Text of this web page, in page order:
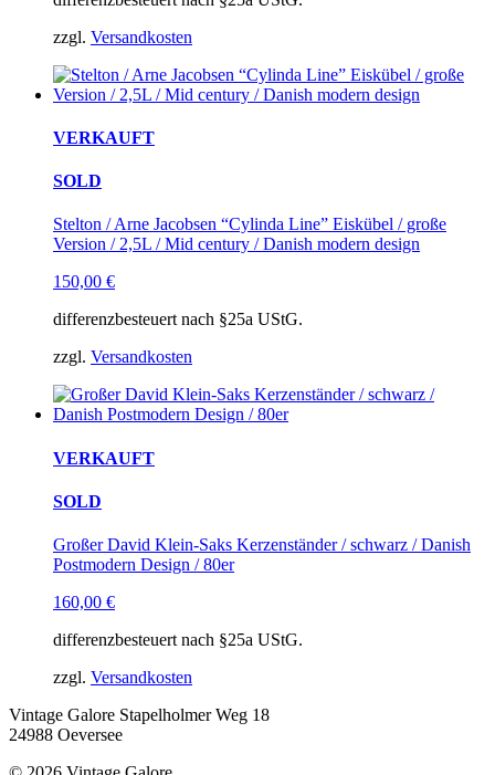
zzgl. Versandkosten
VERKAUFT
SOLD
Stelton / Arne Jacobsen “Cylinda Line” Eiskübel / große
Version / 2,5L / Mid century / Danish modern design
150,00 €
differenzbesteuert nach §25a UStG.
zzgl. Versandkosten
VERKAUFT
SOLD
Großer David Klein-Saks Kerzenständer / schwarz / Danish
Postmodern Design / 80er
160,00 €
differenzbesteuert nach §25a UStG.
zzgl. Versandkosten
Vintage Galore Stapelholmer Weg 18
24988 Oeversee